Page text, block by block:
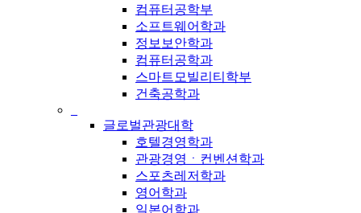
컴퓨터공학부
소프트웨어학과
정보보안학과
컴퓨터공학과
스마트모빌리티학부
건축공학과
글로벌관광대학
호텔경영학과
관광경영ㆍ컨벤션학과
스포츠레저학과
영어학과
일본어학과